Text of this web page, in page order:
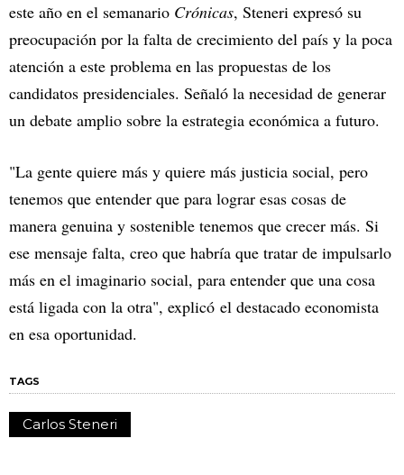
este año en el semanario Crónicas, Steneri expresó su
preocupación por la falta de crecimiento del país y la poca
atención a este problema en las propuestas de los
candidatos presidenciales. Señaló la necesidad de generar
un debate amplio sobre la estrategia económica a futuro.
"La gente quiere más y quiere más justicia social, pero
tenemos que entender que para lograr esas cosas de
manera genuina y sostenible tenemos que crecer más. Si
ese mensaje falta, creo que habría que tratar de impulsarlo
más en el imaginario social, para entender que una cosa
está ligada con la otra", explicó el destacado economista
en esa oportunidad.
TAGS
Carlos Steneri